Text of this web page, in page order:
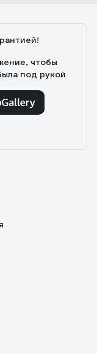
чтобы
под рукой